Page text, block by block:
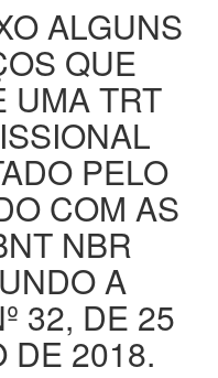
ALGUNS
QUE
UMA TRT
PELO
COM AS
NBR
A
32, DE 25
DE 2018.